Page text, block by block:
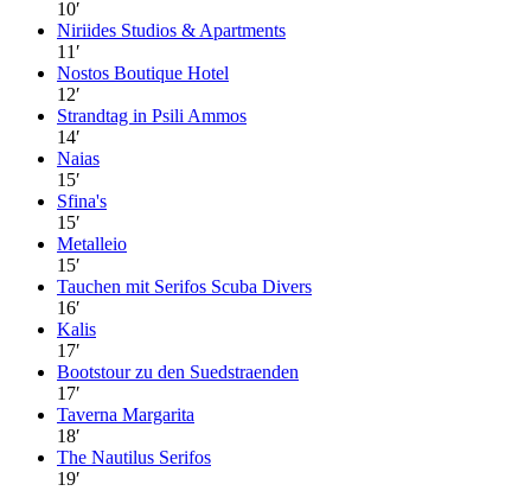
10′
Niriides Studios & Apartments
11′
Nostos Boutique Hotel
12′
Strandtag in Psili Ammos
14′
Naias
15′
Sfina's
15′
Metalleio
15′
Tauchen mit Serifos Scuba Divers
16′
Kalis
17′
Bootstour zu den Suedstraenden
17′
Taverna Margarita
18′
The Nautilus Serifos
19′